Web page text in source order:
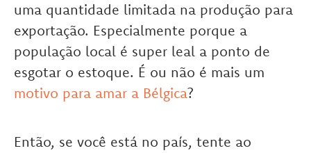
uma quantidade limitada na produção para
exportação. Especialmente porque a
população local é super leal a ponto de
esgotar o estoque. É ou não é mais um
motivo para amar a Bélgica?
Então, se você está no país, tente ao